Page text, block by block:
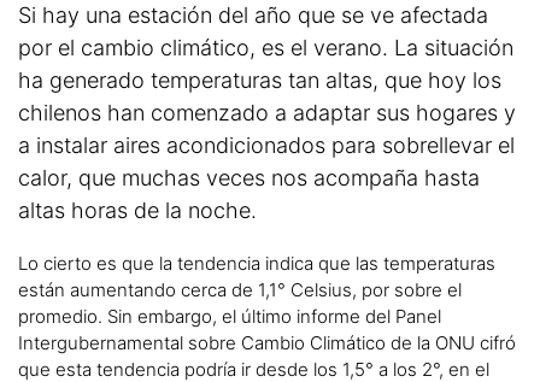
Si hay una estación del año que se ve afectada
por el cambio climático, es el verano. La situación
ha generado temperaturas tan altas, que hoy los
chilenos han comenzado a adaptar sus hogares y
a instalar aires acondicionados para sobrellevar el
calor, que muchas veces nos acompaña hasta
altas horas de la noche.
Lo cierto es que la tendencia indica que las temperaturas
están aumentando cerca de 1,1° Celsius, por sobre el
promedio. Sin embargo, el último informe del Panel
Intergubernamental sobre Cambio Climático de la ONU cifró
que esta tendencia podría ir desde los 1,5° a los 2°, en el